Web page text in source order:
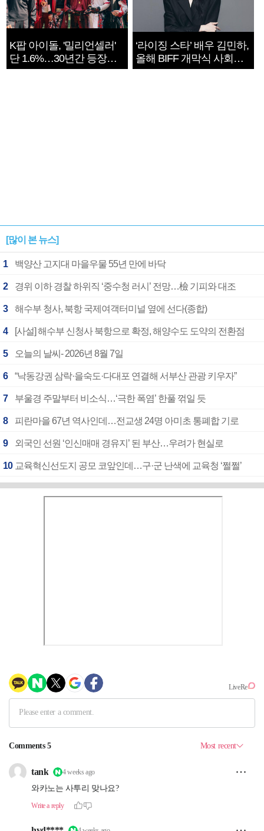
K팝 아이돌, '밀리언셀러'
단 1.6%…30년간 등장
1182개팀 전수조사
‘라이징 스타’ 배우 김민하,
올해 BIFF 개막식 사회자
확정
[많이 본 뉴스]
1 백양산 고지대 마을우물 55년 만에 바닥
2 경위 이하 경찰 하위직 ‘중수청 러시’ 전망…檢 기피와 대조
3 해수부 청사, 북항 국제여객터미널 옆에 선다(종합)
4 [사설] 해수부 신청사 북항으로 확정, 해양수도 도약의 전환점
5 오늘의 날씨- 2026년 8월 7일
6 “낙동강권 삼락·을숙도·다대포 연결해 서부산 관광 키우자”
7 부울경 주말부터 비소식…‘극한 폭염’ 한풀 꺾일 듯
8 피란마을 67년 역사인데…전교생 24명 아미초 통폐합 기로
9 외국인 선원 ‘인신매매 경유지’ 된 부산…우려가 현실로
10 교육혁신선도지 공모 코앞인데…구·군 난색에 교육청 ‘쩔쩔’